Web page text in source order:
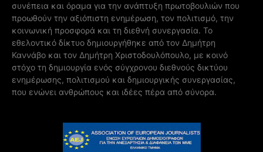
συνέπεια και όραμα για την ανάπτυξη πρωτοβουλιών που
προωθούν την αξιόπιστη ενημέρωση, τον πολιτισμό, την
κοινωνική προσφορά και τη διεθνή συνεργασία. Το
εθελοντικό δίκτυο δημιουργήθηκε από τον Δημήτρη
Καννάβο και τον Δημήτρη Χριστοδουλόπουλο, με κοινό
στόχο τη δημιουργία ενός σύγχρονου διεθνούς δικτύου
ενημέρωσης, πολιτισμού και δημιουργικής συνεργασίας,
που ενώνει ανθρώπους και ιδέες πέρα από σύνορα.